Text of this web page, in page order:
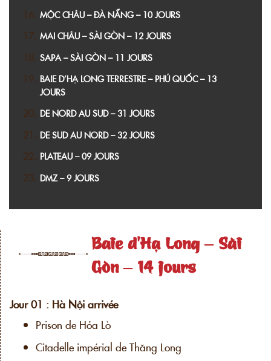
MỘC CHÂU – ĐÀ NẴNG – 10 JOURS
MAI CHÂU – SÀI GÒN – 12 JOURS
SAPA – SÀI GÒN – 11 JOURS
BAIE D’HẠ LONG TERRESTRE – PHÚ QUỐC – 13
JOURS
DE NORD AU SUD – 31 JOURS
DE SUD AU NORD – 32 JOURS
PLATEAU – 09 JOURS
DMZ – 9 JOURS
Baie d’Hạ Long – Sài
Gòn – 14 jours
Jour 01 : Hà Nội arrivée
Prison de Hỏa Lò
Citadelle impérial de Thăng Long